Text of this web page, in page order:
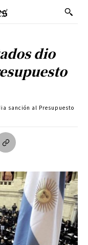
dio
sanción al Presupuesto